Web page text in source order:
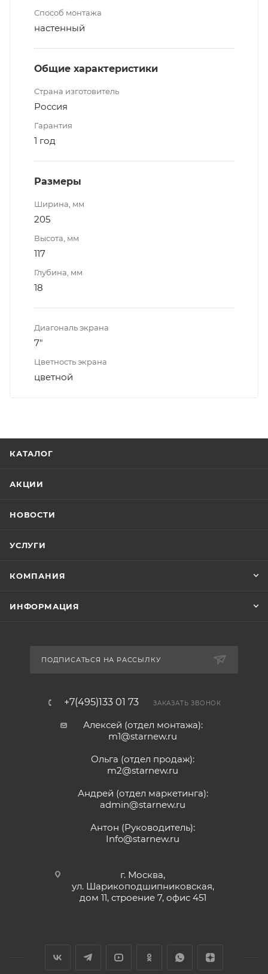
Способ монтажа
настенный
Общие характеристики
Страна изготовитель
Россия
Гарантия
1 год
Размеры
Ширина, мм
205
Высота, мм
117
Глубина, мм
18
Диагональ экрана
7"
Цветность экрана
цветной
КАТАЛОГ
АКЦИИ
НОВОСТИ
УСЛУГИ
КОМПАНИЯ
ИНФОРМАЦИЯ
ПОДПИСАТЬСЯ НА РАССЫЛКУ
+7(495)133 01 73 ЗАКАЗАТЬ ЗВОНОК
Алексей (отдел монтажа):
m1@starnew.ru
Ольга (отдел продаж):
m2@starnew.ru
Андрей (отдел маркетинга):
admin@starnew.ru
Антон (Руководитель):
Info@starnew.ru
г. Москва,
ул. Шарикоподшипниковская,
дом 11, строение 7, офис 451